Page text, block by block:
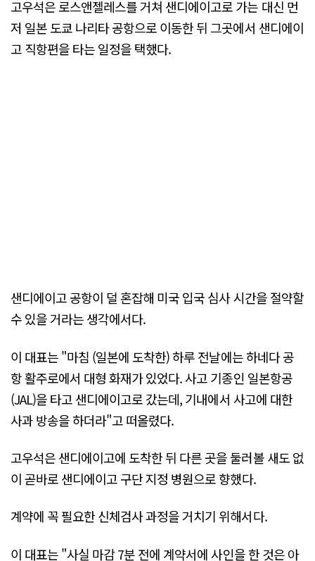
고우석은 로스앤젤레스를 거쳐 샌디에이고로 가는 대신 먼
저 일본 도쿄 나리타 공항으로 이동한 뒤 그곳에서 샌디에이
고 직항편을 타는 일정을 택했다.
샌디에이고 공항이 덜 혼잡해 미국 입국 심사 시간을 절약할
수 있을 거라는 생각에서다.
이 대표는 "마침 (일본에 도착한) 하루 전날에는 하네다 공
항 활주로에서 대형 화재가 있었다. 사고 기종인 일본항공
(JAL)을 타고 샌디에이고로 갔는데, 기내에서 사고에 대한
사과 방송을 하더라"고 떠올렸다.
고우석은 샌디에이고에 도착한 뒤 다른 곳을 둘러볼 새도 없
이 곧바로 샌디에이고 구단 지정 병원으로 향했다.
계약에 꼭 필요한 신체검사 과정을 거치기 위해서다.
이 대표는 "사실 마감 7분 전에 계약서에 사인을 한 것은 아